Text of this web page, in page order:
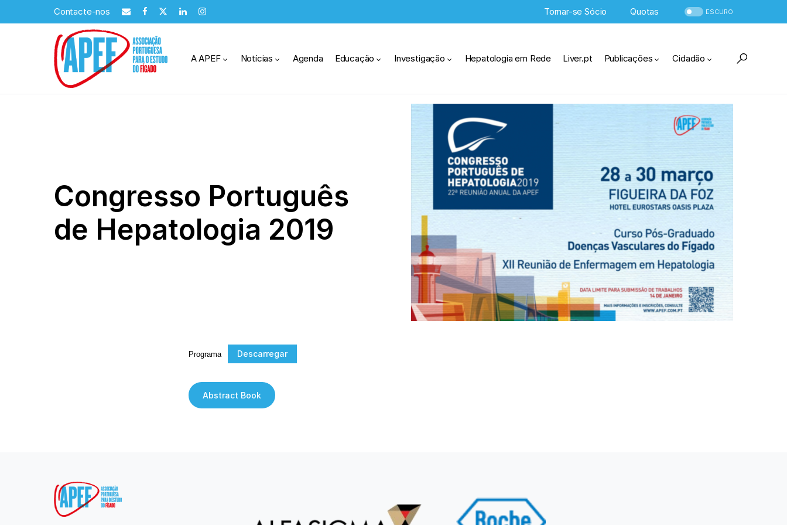
Contacte-nos Tornar-se Sócio Quotas ESCURO
A APEF Notícias Agenda Educação Investigação Hepatologia em Rede Liver.pt Publicações Cidadão
Congresso Português
de Hepatologia 2019
Programa Descarregar
Abstract Book